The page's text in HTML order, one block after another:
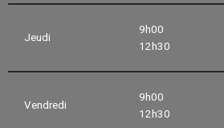
Jeudi
9h00
12h30
Vendredi
9h00
12h30